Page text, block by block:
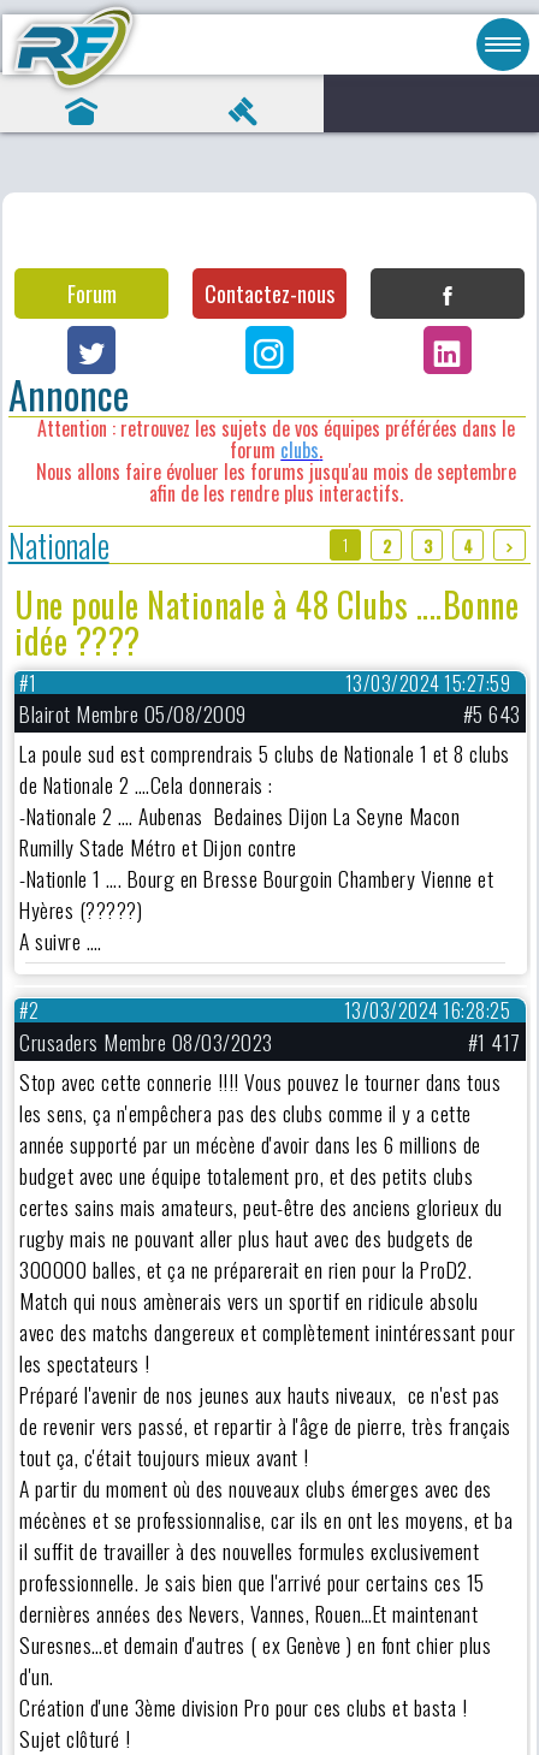
Forum Contactez-nous
Annonce
Attention : retrouvez les sujets de vos équipes préférées dans le
forum clubs.
Nous allons faire évoluer les forums jusqu'au mois de septembre
afin de les rendre plus interactifs.
Nationale 1 2 3 4
Une poule Nationale à 48 Clubs ....Bonne
idée ????
13/03/2024 15:27:59
#1
Blairot Membre 05/08/2009
#5 643
La poule sud est comprendrais 5 clubs de Nationale 1 et 8 clubs
de Nationale 2 ….Cela donnerais :
-Nationale 2 …. Aubenas Bedaines Dijon La Seyne Macon
Rumilly Stade Métro et Dijon contre
-Nationle 1 …. Bourg en Bresse Bourgoin Chambery Vienne et
Hyères (?????)
A suivre ….
13/03/2024 16:28:25
#2
Crusaders Membre 08/03/2023
#1 417
Stop avec cette connerie !!!! Vous pouvez le tourner dans tous
les sens, ça n'empêchera pas des clubs comme il y a cette
année supporté par un mécène d'avoir dans les 6 millions de
budget avec une équipe totalement pro, et des petits clubs
certes sains mais amateurs, peut-être des anciens glorieux du
rugby mais ne pouvant aller plus haut avec des budgets de
300000 balles, et ça ne préparerait en rien pour la ProD2.
Match qui nous amènerais vers un sportif en ridicule absolu
avec des matchs dangereux et complètement inintéressant pour
les spectateurs !
Préparé l'avenir de nos jeunes aux hauts niveaux, ce n'est pas
de revenir vers passé, et repartir à l'âge de pierre, très français
tout ça, c'était toujours mieux avant !
A partir du moment où des nouveaux clubs émerges avec des
mécènes et se professionnalise, car ils en ont les moyens, et ba
il suffit de travailler à des nouvelles formules exclusivement
professionnelle. Je sais bien que l'arrivé pour certains ces 15
dernières années des Nevers, Vannes, Rouen…Et maintenant
Suresnes…et demain d'autres ( ex Genève ) en font chier plus
d'un.
Création d'une 3ème division Pro pour ces clubs et basta !
Sujet clôturé !